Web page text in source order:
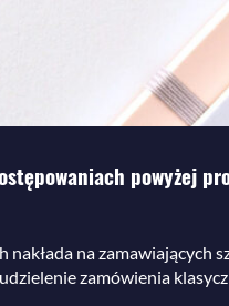
powyżej
na zamawiających
zamówienia